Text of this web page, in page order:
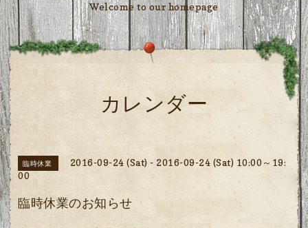
Welcome to our homepage
カレンダー
臨時休業
2016-09-24 (Sat) - 2016-09-24 (Sat) 10:00～19:
00
臨時休業のお知らせ